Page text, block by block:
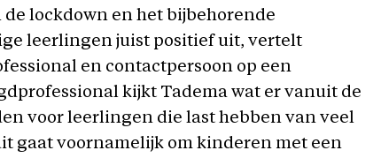
lockdown en het bijbehorende
leerlingen juist positief uit, vertelt
en contactpersoon op een
kijkt Tadema wat er vanuit de
voor leerlingen die last hebben van veel
gaat voornamelijk om kinderen met een